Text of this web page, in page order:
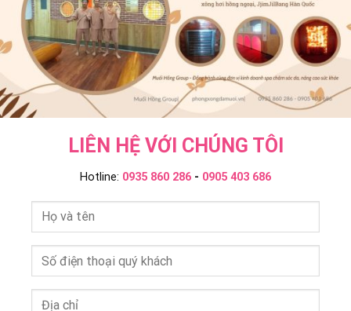
Group
LIÊN HỆ VỚI CHÚNG TÔI
Hotline: 0935 860 286 - 0905 403 686